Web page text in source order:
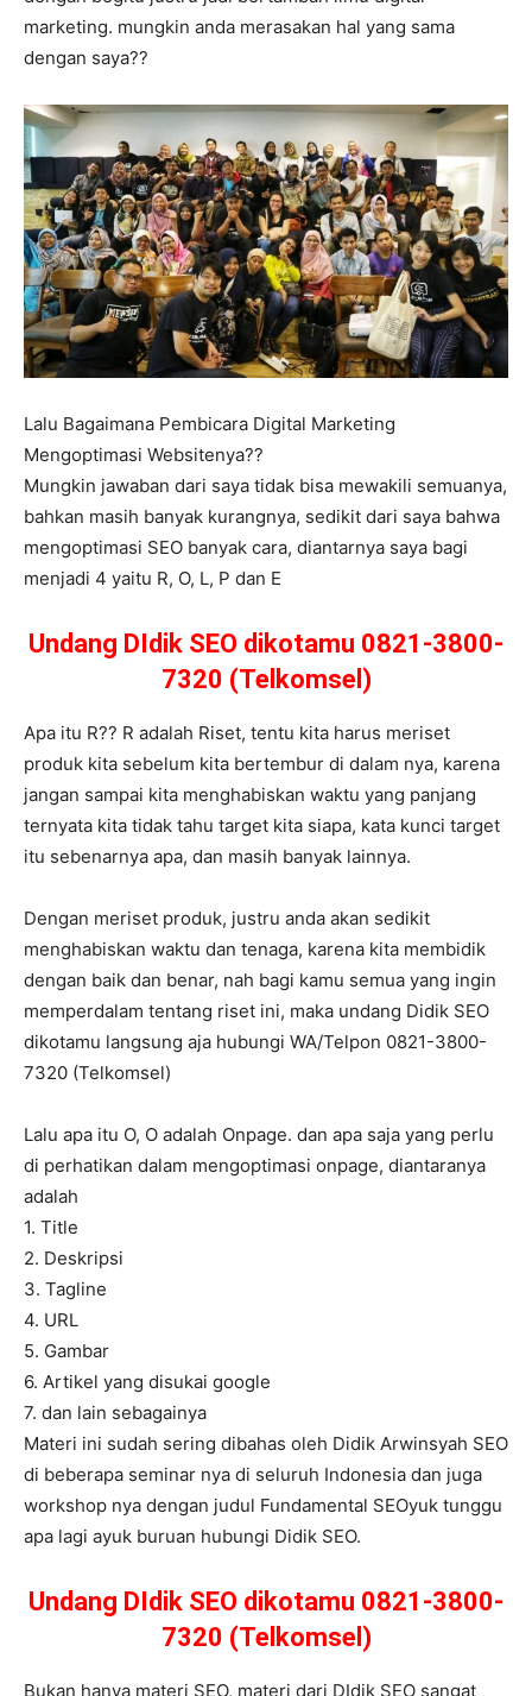
marketing. mungkin anda merasakan hal yang sama
dengan saya??
Lalu Bagaimana Pembicara Digital Marketing
Mengoptimasi Websitenya??
Mungkin jawaban dari saya tidak bisa mewakili semuanya,
bahkan masih banyak kurangnya, sedikit dari saya bahwa
mengoptimasi SEO banyak cara, diantarnya saya bagi
menjadi 4 yaitu R, O, L, P dan E
Undang DIdik SEO dikotamu 0821-3800-
7320 (Telkomsel)
Apa itu R?? R adalah Riset, tentu kita harus meriset
produk kita sebelum kita bertembur di dalam nya, karena
jangan sampai kita menghabiskan waktu yang panjang
ternyata kita tidak tahu target kita siapa, kata kunci target
itu sebenarnya apa, dan masih banyak lainnya.
Dengan meriset produk, justru anda akan sedikit
menghabiskan waktu dan tenaga, karena kita membidik
dengan baik dan benar, nah bagi kamu semua yang ingin
memperdalam tentang riset ini, maka undang Didik SEO
dikotamu langsung aja hubungi WA/Telpon 0821-3800-
7320 (Telkomsel)
Lalu apa itu O, O adalah Onpage. dan apa saja yang perlu
di perhatikan dalam mengoptimasi onpage, diantaranya
adalah
1. Title
2. Deskripsi
3. Tagline
4. URL
5. Gambar
6. Artikel yang disukai google
7. dan lain sebagainya
Materi ini sudah sering dibahas oleh Didik Arwinsyah SEO
di beberapa seminar nya di seluruh Indonesia dan juga
workshop nya dengan judul Fundamental SEOyuk tunggu
apa lagi ayuk buruan hubungi Didik SEO.
Undang DIdik SEO dikotamu 0821-3800-
7320 (Telkomsel)
Bukan hanya materi SEO, materi dari DIdik SEO sangat